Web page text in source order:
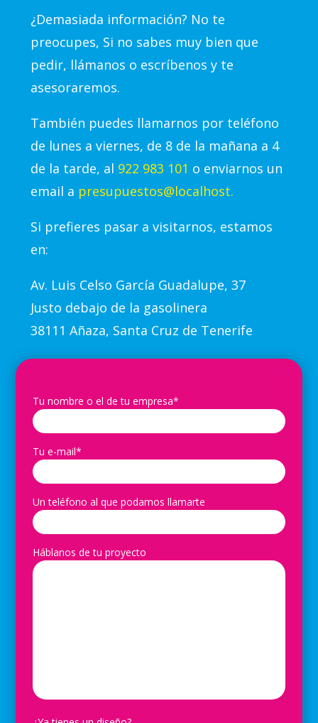
¿Demasiada información? No te
preocupes, Si no sabes muy bien que
pedir, llámanos o escríbenos y te
asesoraremos.
También puedes llamarnos por teléfono
de lunes a viernes, de 8 de la mañana a 4
de la tarde, al 922 983 101 o enviarnos un
email a presupuestos@localhost.
Si prefieres pasar a visitarnos, estamos
en:
Av. Luis Celso García Guadalupe, 37
Justo debajo de la gasolinera
38111 Añaza, Santa Cruz de Tenerife
Tu nombre o el de tu empresa*
Tu e-mail*
Un teléfono al que podamos llamarte
Háblanos de tu proyecto